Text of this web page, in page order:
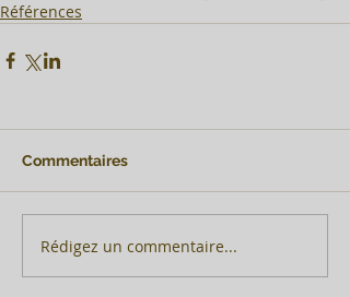
Références
Commentaires
Rédigez un commentaire...